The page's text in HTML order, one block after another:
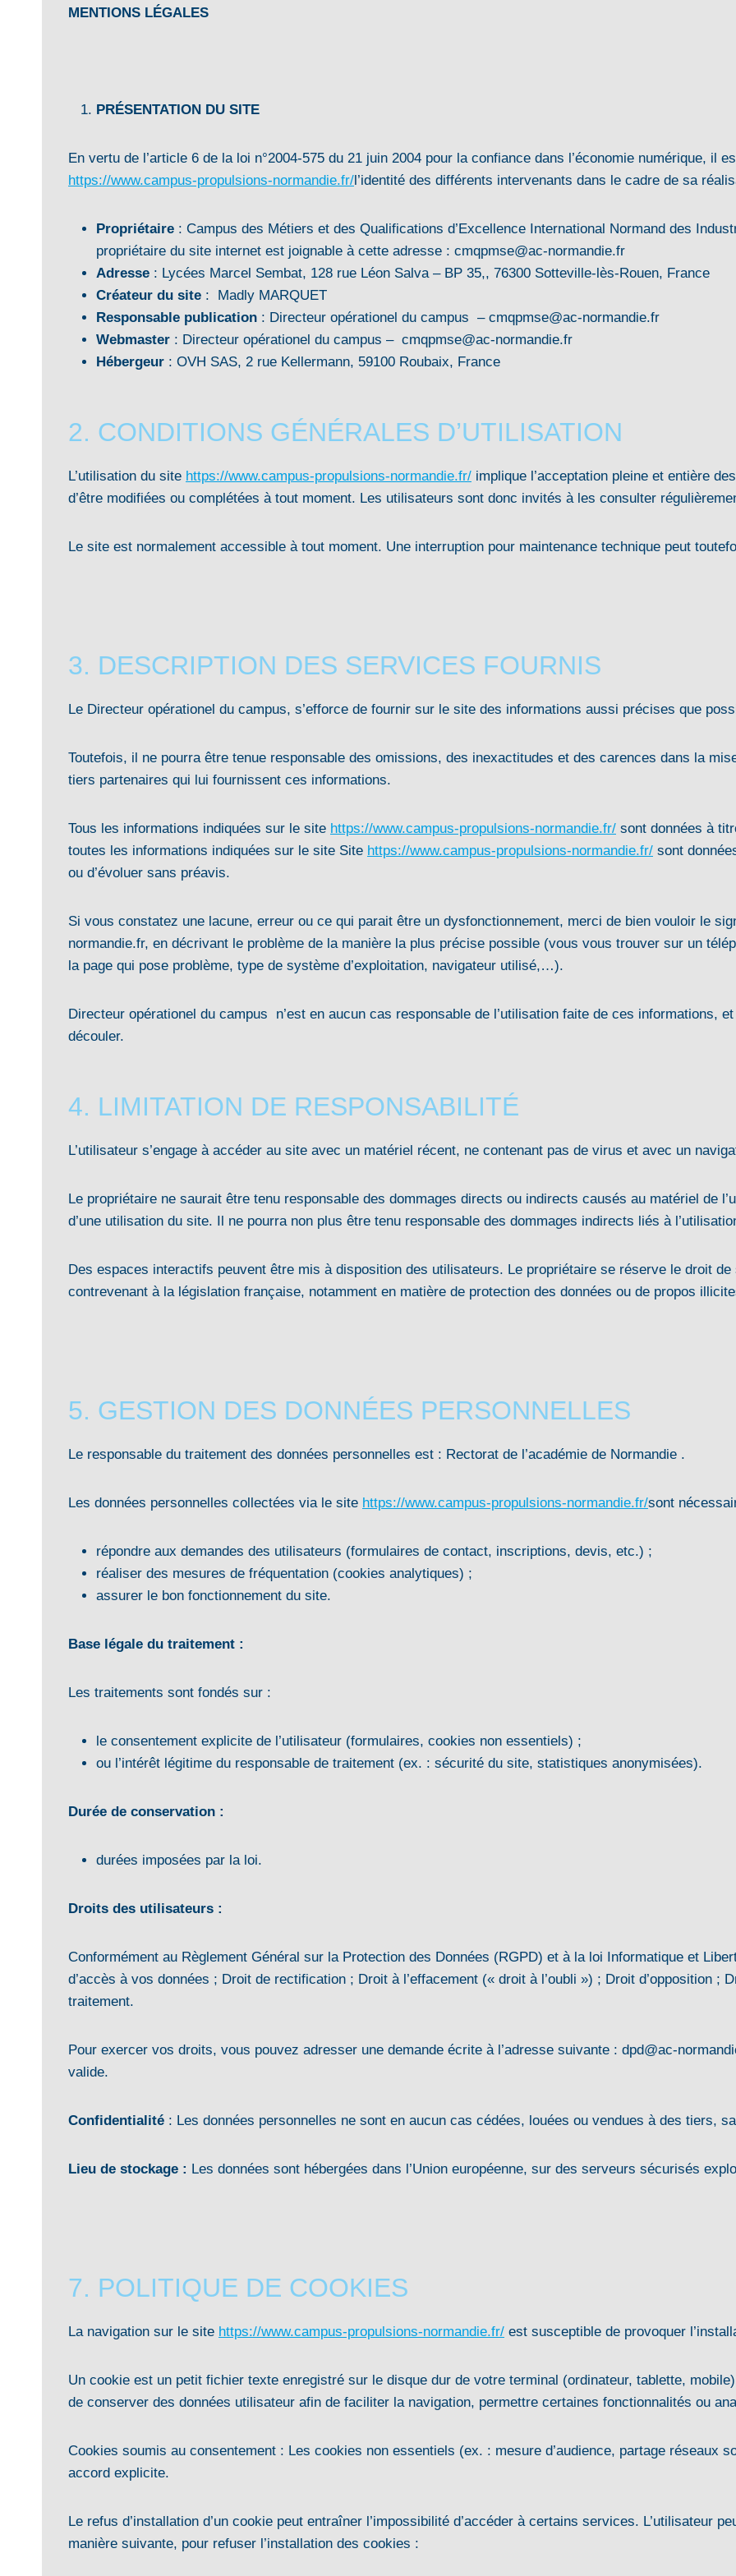
MENTIONS LÉGALES
PRÉSENTATION DU SITE
En vertu de l’article 6 de la loi n°2004-575 du 21 juin 2004 pour la confiance dans l’économie numérique, il
https://www.campus-propulsions-normandie.fr/l’identité des différents intervenants dans le cadre de sa
Propriétaire : Campus des Métiers et des Qualifications d’Excellence International Normand des
propriétaire du site internet est joignable à cette adresse : cmqpmse@ac-normandie.fr
Adresse : Lycées Marcel Sembat, 128 rue Léon Salva – BP 35,, 76300 Sotteville-lès-Rouen, France
Créateur du site : Madly MARQUET
Responsable publication : Directeur opérationel du campus – cmqpmse@ac-normandie.fr
Webmaster : Directeur opérationel du campus – cmqpmse@ac-normandie.fr
Hébergeur : OVH SAS, 2 rue Kellermann, 59100 Roubaix, France
2. CONDITIONS GÉNÉRALES D’UTILISATION
L’utilisation du site https://www.campus-propulsions-normandie.fr/ implique l’acceptation pleine et entière
d’être modifiées ou complétées à tout moment. Les utilisateurs sont donc invités à les consulter
Le site est normalement accessible à tout moment. Une interruption pour maintenance technique peut
3. DESCRIPTION DES SERVICES FOURNIS
Le Directeur opérationel du campus, s’efforce de fournir sur le site des informations aussi précises que
Toutefois, il ne pourra être tenue responsable des omissions, des inexactitudes et des carences dans la
tiers partenaires qui lui fournissent ces informations.
Tous les informations indiquées sur le site https://www.campus-propulsions-normandie.fr/ sont données à
toutes les informations indiquées sur le site Site https://www.campus-propulsions-normandie.fr/ sont
ou d’évoluer sans préavis.
Si vous constatez une lacune, erreur ou ce qui parait être un dysfonctionnement, merci de bien vouloir le
normandie.fr, en décrivant le problème de la manière la plus précise possible (vous vous trouver sur un
la page qui pose problème, type de système d’exploitation, navigateur utilisé,…).
Directeur opérationel du campus n’est en aucun cas responsable de l’utilisation faite de ces informations,
découler.
4. LIMITATION DE RESPONSABILITÉ
L’utilisateur s’engage à accéder au site avec un matériel récent, ne contenant pas de virus et avec un
Le propriétaire ne saurait être tenu responsable des dommages directs ou indirects causés au matériel de
d’une utilisation du site. Il ne pourra non plus être tenu responsable des dommages indirects liés à
Des espaces interactifs peuvent être mis à disposition des utilisateurs. Le propriétaire se réserve le droit
contrevenant à la législation française, notamment en matière de protection des données ou de propos
5. GESTION DES DONNÉES PERSONNELLES
Le responsable du traitement des données personnelles est : Rectorat de l’académie de Normandie .
Les données personnelles collectées via le site https://www.campus-propulsions-normandie.fr/sont
répondre aux demandes des utilisateurs (formulaires de contact, inscriptions, devis, etc.) ;
réaliser des mesures de fréquentation (cookies analytiques) ;
assurer le bon fonctionnement du site.
Base légale du traitement :
Les traitements sont fondés sur :
le consentement explicite de l’utilisateur (formulaires, cookies non essentiels) ;
ou l’intérêt légitime du responsable de traitement (ex. : sécurité du site, statistiques anonymisées).
Durée de conservation :
durées imposées par la loi.
Droits des utilisateurs :
Conformément au Règlement Général sur la Protection des Données (RGPD) et à la loi Informatique et
d’accès à vos données ; Droit de rectification ; Droit à l’effacement (« droit à l’oubli ») ; Droit d’opposition ;
traitement.
Pour exercer vos droits, vous pouvez adresser une demande écrite à l’adresse suivante : dpd@ac-
valide.
Confidentialité : Les données personnelles ne sont en aucun cas cédées, louées ou vendues à des tiers,
Lieu de stockage : Les données sont hébergées dans l’Union européenne, sur des serveurs sécurisés
7. POLITIQUE DE COOKIES
La navigation sur le site https://www.campus-propulsions-normandie.fr/ est susceptible de provoquer
Un cookie est un petit fichier texte enregistré sur le disque dur de votre terminal (ordinateur, tablette,
de conserver des données utilisateur afin de faciliter la navigation, permettre certaines fonctionnalités ou
Cookies soumis au consentement : Les cookies non essentiels (ex. : mesure d’audience, partage réseaux
accord explicite.
Le refus d’installation d’un cookie peut entraîner l’impossibilité d’accéder à certains services. L’utilisateur
manière suivante, pour refuser l’installation des cookies :